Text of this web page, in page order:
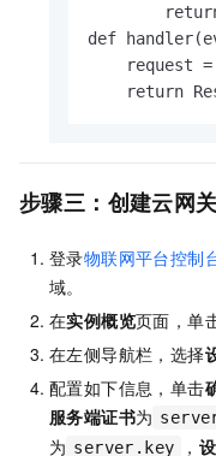
def
request
return
步骤三：创建云网
登录物联网平台控制
域。
在实例概览页面，单
在左侧导航栏，选择
配置如下信息，单击
服务端证书为
为 server.key ，